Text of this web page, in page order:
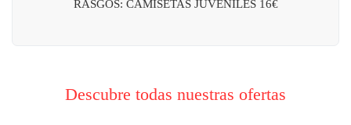
RASGOS: CAMISETAS JUVENILES 16€
Descubre todas nuestras ofertas